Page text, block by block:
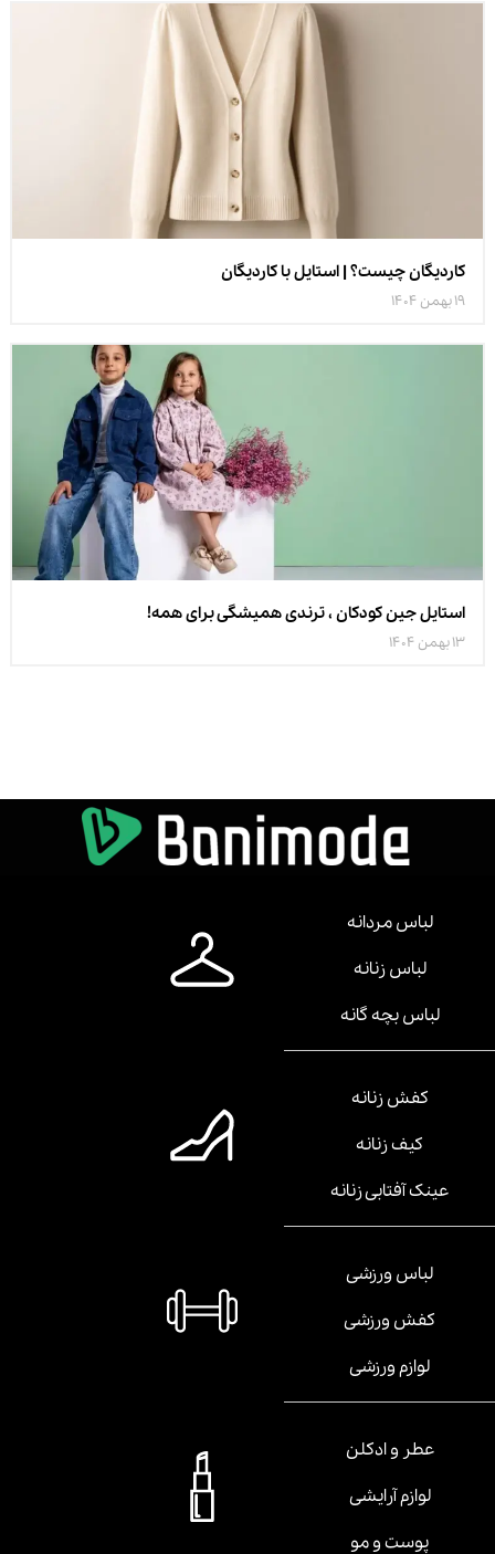
کاردیگان چیست؟ | استایل با کاردیگان
19 بهمن 1404
استایل جین کودکان ، ترندی همیشگی برای همه!
13 بهمن 1404
لباس مردانه
لباس زنانه
لباس بچه گانه
کفش زنانه
کیف زنانه
عینک آفتابی زنانه
لباس ورزشی
کفش ورزشی
لوازم ورزشی
عطر و ادکلن
لوازم آرایشی
پوست و مو